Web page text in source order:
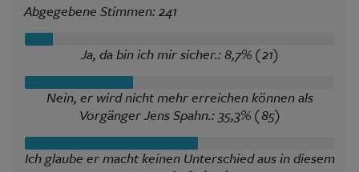
Abgegebene Stimmen: 241
Ja, da bin ich mir sicher.: 8,7% (21)
Nein, er wird nicht mehr erreichen können als
Vorgänger Jens Spahn.: 35,3% (85)
Ich glaube er macht keinen Unterschied aus in diesem